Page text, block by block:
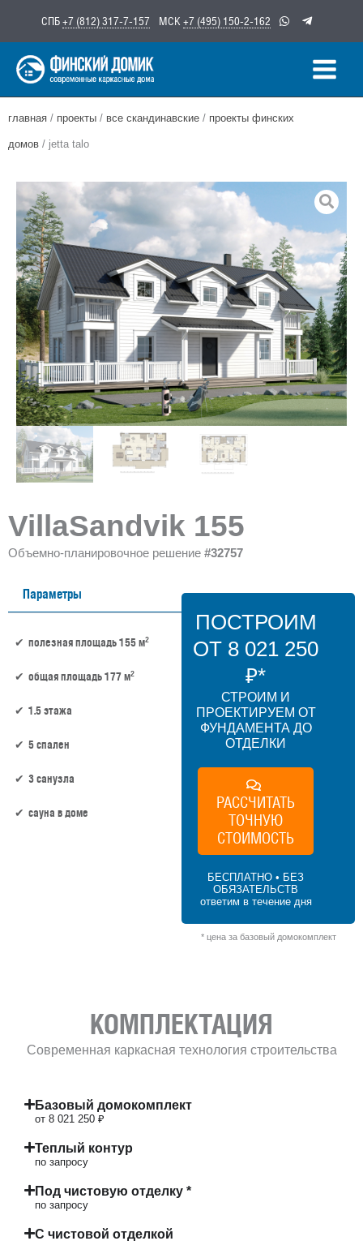
содержимому
СПБ+7 (812) 317-7-157 МСК +7 (495) 150-2-162
главная / проекты / все скандинавские / проекты финских
домов / jetta talo
VillaSandvik 155
Объемно-планировочное решение #32757
Параметры
полезная площадь 155 м2
общая площадь 177 м2
1.5 этажа
5 спален
3 санузла
сауна в доме
ПОСТРОИМ
ОТ 8 021 250
₽*
СТРОИМ И
ПРОЕКТИРУЕМ ОТ
ФУНДАМЕНТА ДО
ОТДЕЛКИ
РАССЧИТАТЬ
ТОЧНУЮ
СТОИМОСТЬ
БЕСПЛАТНО • БЕЗ
ОБЯЗАТЕЛЬСТВ
ответим в течение дня
* цена за базовый домокомплект
КОМПЛЕКТАЦИЯ
Современная каркасная технология строительства
Базовый домокомплект
от 8 021 250 ₽
Теплый контур
по запросу
Под чистовую отделку *
по запросу
С чистовой отделкой